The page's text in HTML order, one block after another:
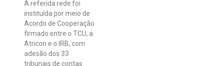
A referida rede foi
instituída por meio de
Acordo de Cooperação
firmado entre o TCU, a
Atricon e o IRB, com
adesão dos 33
tribunais de contas